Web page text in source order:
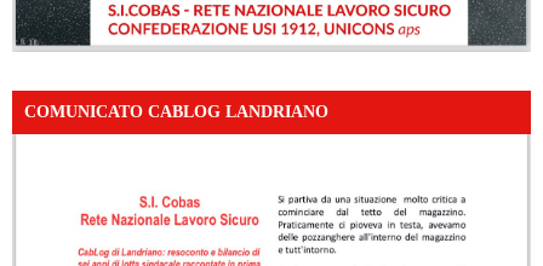
COMUNICATO CABLOG LANDRIANO